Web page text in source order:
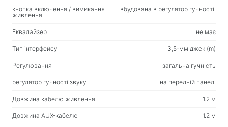
Столи для дому та офісу
Журнальні столики
Барні стільці
Стільці для дому та офісу
Ігрові столи
Ігрові крісла
кнопка включення / вимикання
живлення
вбудована в регулятор гучності
Еквалайзер не має
Тип інтерфейсу 3,5-мм джек (m)
Регулювання загальна гучність
регулятор гучності звуку на передній панелі
Довжина кабелю живлення 1.2 м
Довжина AUX-кабелю 1.2 м